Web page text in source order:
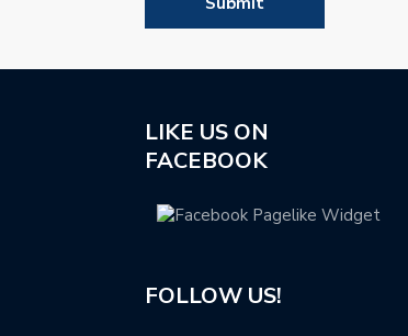
LIKE US ON
FACEBOOK
FOLLOW US!